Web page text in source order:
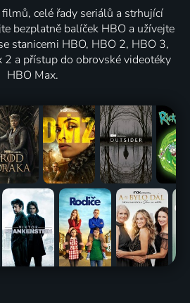
celé řady seriálů a strhující
bezplatně balíček HBO a užívejte
stanicemi HBO, HBO 2, HBO 3,
2 a přístup do obrovské videotéky
HBO Max.